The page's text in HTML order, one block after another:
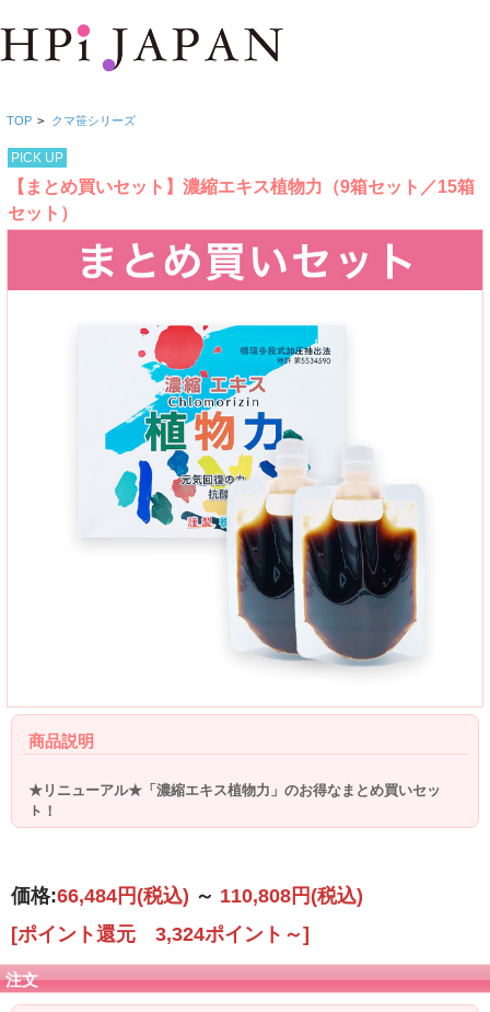
TOP > クマ笹シリーズ
PICK UP
【まとめ買いセット】濃縮エキス植物力（9箱セット／15箱
セット）
商品説明
★リニューアル★「濃縮エキス植物力」のお得なまとめ買いセッ
ト！
価格:66,484円 (税込) ～ 110,808円 (税込)
[ポイント還元 3,324ポイント～]
注文